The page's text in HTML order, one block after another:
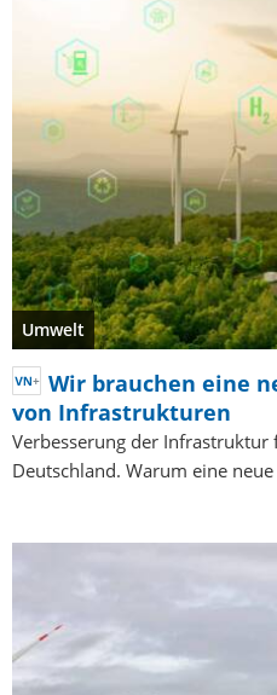
Umwelt
Wir brauchen eine
von Infrastrukturen
Verbesserung der Infrastruktur
Deutschland. Warum eine